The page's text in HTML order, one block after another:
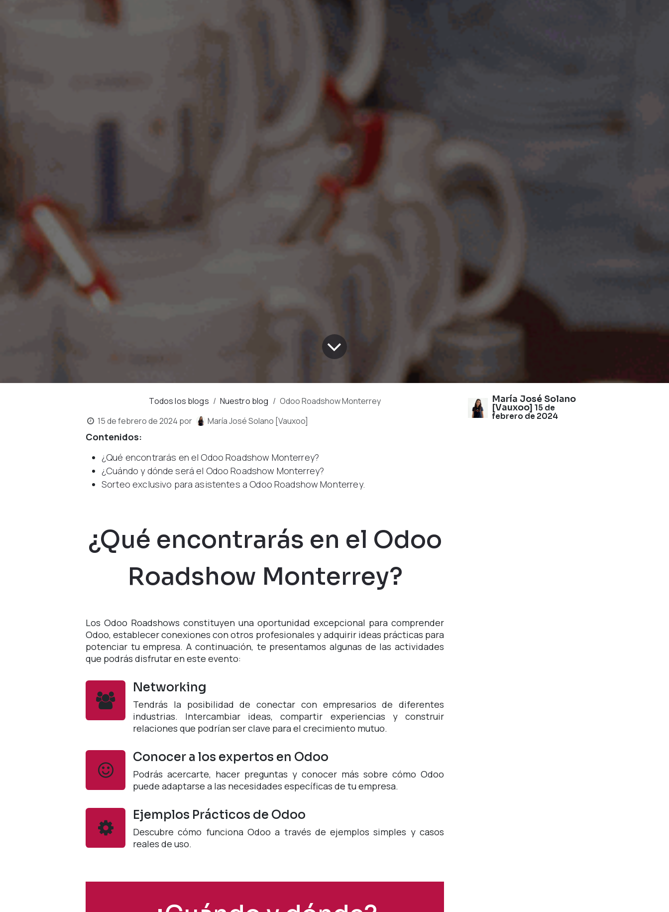
Todos los blogs Nuestro blog
Odoo Roadshow Monterrey
15 de febrero de 2024 por María José Solano [Vauxoo]
Contenidos:
¿Qué encontrarás en el Odoo Roadshow Monterrey?
¿Cuándo y dónde será el Odoo Roadshow Monterrey?
Sorteo exclusivo para asistentes a Odoo Roadshow Monterrey.
¿Qué encontrarás en el Odoo
Roadshow Monterrey?
Los Odoo Roadshows constituyen una oportunidad excepcional para comprender
Odoo, establecer conexiones con otros profesionales y adquirir ideas prácticas para
potenciar tu empresa. A continuación, te presentamos algunas de las actividades
que podrás disfrutar en este evento:
Networking
Tendrás la posibilidad de conectar con empresarios de diferentes
industrias. Intercambiar ideas, compartir experiencias y construir
relaciones que podrían ser clave para el crecimiento mutuo.
Conocer a los expertos en Odoo
Podrás acercarte, hacer preguntas y conocer más sobre cómo Odoo
puede adaptarse a las necesidades específicas de tu empresa.
Ejemplos Prácticos de Odoo
Descubre cómo funciona Odoo a través de ejemplos simples y casos
reales de uso.
María José Solano
[Vauxoo] 15 de
febrero de 2024